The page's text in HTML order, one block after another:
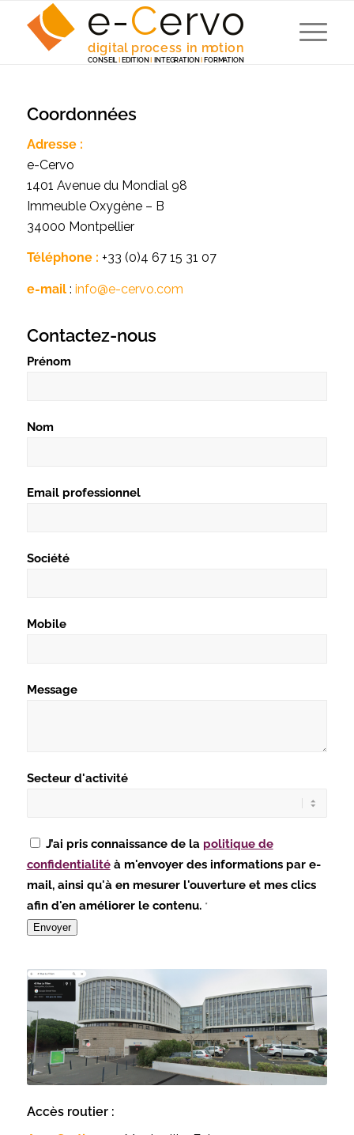
e-Cervo
digital process in motion
CONSEIL EDITION INTEGRATION FORMATION
Coordonnées
Adresse :
e-Cervo
1401 Avenue du Mondial 98
Immeuble Oxygène – B
34000 Montpellier
Téléphone : +33 (0)4 67 15 31 07
e-mail: info@e-cervo.com
Contactez-nous
Prénom
Nom
Email professionnel
Société
Mobile
Message
Secteur d'activité
J’ai pris connaissance de la politique de
confidentialitéà m'envoyer des informations par e-
mail, ainsi qu'à en mesurer l'ouverture et mes clics
afin d'en améliorer le contenu. *
Envoyer
Accès routier :